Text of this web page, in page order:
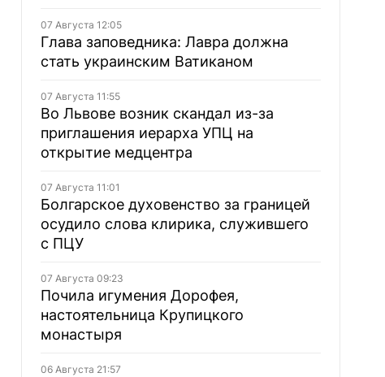
07 Августа 12:05
Глава заповедника: Лавра должна
стать украинским Ватиканом
07 Августа 11:55
Во Львове возник скандал из-за
приглашения иерарха УПЦ на
открытие медцентра
07 Августа 11:01
Болгарское духовенство за границей
осудило слова клирика, служившего
с ПЦУ
07 Августа 09:23
Почила игумения Дорофея,
настоятельница Крупицкого
монастыря
06 Августа 21:57